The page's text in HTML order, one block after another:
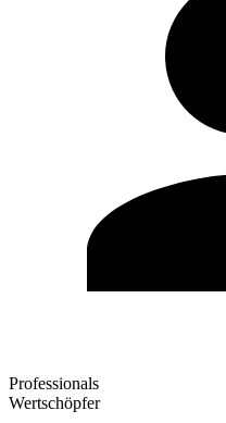
Professionals
Wertschöpfer